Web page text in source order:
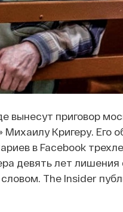
вынесут приговор
Кригеру. Его
в Facebook
девять лет
The Insider